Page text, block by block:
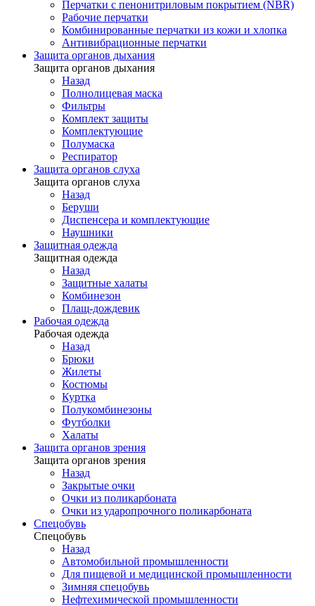
Перчатки с пенонитриловым покрытием (NBR)
Рабочие перчатки
Комбинированные перчатки из кожи и хлопка
Антивибрационные перчатки
Защита органов дыхания
Защита органов дыхания
Назад
Полнолицевая маска
Фильтры
Комплект защиты
Комплектующие
Полумаска
Респиратор
Защита органов слуха
Защита органов слуха
Назад
Беруши
Диспенсера и комплектующие
Наушники
Защитная одежда
Защитная одежда
Назад
Защитные халаты
Комбинезон
Плащ-дождевик
Рабочая одежда
Рабочая одежда
Назад
Брюки
Жилеты
Костюмы
Куртка
Полукомбинезоны
Футболки
Халаты
Защита органов зрения
Защита органов зрения
Назад
Закрытые очки
Очки из поликарбоната
Очки из ударопрочного поликарбоната
Спецобувь
Спецобувь
Назад
Автомобильной промышленности
Для пищевой и медицинской промышленности
Зимняя спецобувь
Нефтехимической промышленности